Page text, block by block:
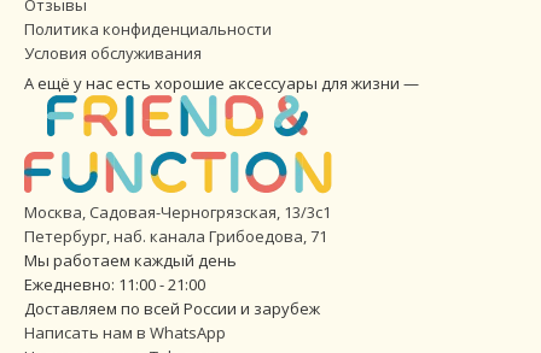
Отзывы
Политика конфиденциальности
Условия обслуживания
А ещё у нас есть хорошие аксессуары для жизни —
Москва, Садовая-Черногрязская, 13/3с1
Петербург,наб. канала Грибоедова, 71
Мы работаем каждый день
Ежедневно: 11:00 - 21:00
Доставляем по всей России и зарубеж
Написать нам в WhatsApp